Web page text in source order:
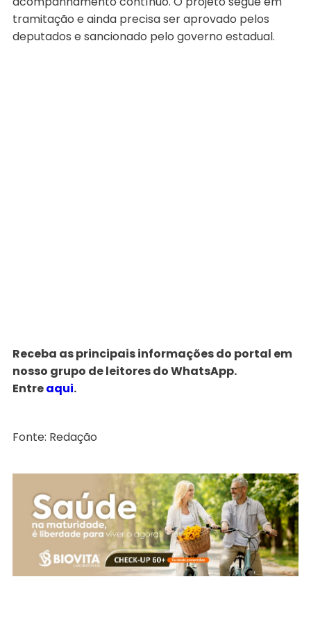
tramitação e ainda precisa ser aprovado pelos
deputados e sancionado pelo governo estadual.
Receba as principais informações do portal em
nosso grupo de leitores do WhatsApp.
Entreaqui.
Fonte: Redação